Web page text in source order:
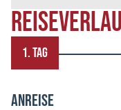
1. TAG
ANREISE